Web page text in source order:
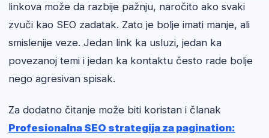
linkova može da razbije pažnju, naročito ako svaki
zvuči kao SEO zadatak. Zato je bolje imati manje, ali
smislenije veze. Jedan link ka usluzi, jedan ka
povezanoj temi i jedan ka kontaktu često rade bolje
nego agresivan spisak.
Za dodatno čitanje može biti koristan i članak
Profesionalna SEO strategija za pagination: